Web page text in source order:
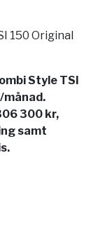
150 Original
Style TSI
månad.
300 kr,
samt